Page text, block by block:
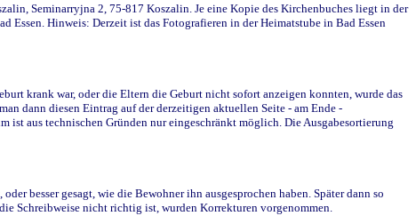
Seminarryjna 2, 75-817 Koszalin. Je eine Kopie des Kirchenbuches liegt in der
Essen. Hinweis: Derzeit ist das Fotografieren in der Heimatstube in Bad Essen
krank war, oder die Eltern die Geburt nicht sofort anzeigen konnten, wurde das
dann diesen Eintrag auf der derzeitigen aktuellen Seite - am Ende -
ist aus technischen Gründen nur eingeschränkt möglich. Die Ausgabesortierung
besser gesagt, wie die Bewohner ihn ausgesprochen haben. Später dann so
Schreibweise nicht richtig ist, wurden Korrekturen vorgenommen.